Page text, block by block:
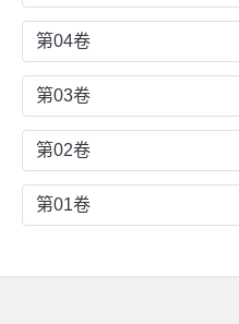
第04卷
第03卷
第02卷
第01卷